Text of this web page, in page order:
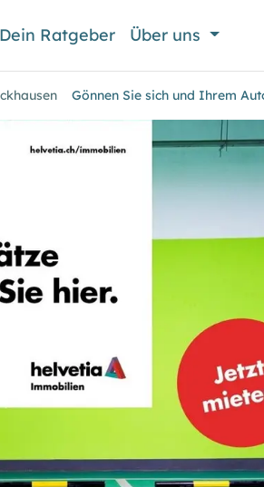
Dein Ratgeber Über uns
Gönnen Sie sich und Ihrem
Bild für "Gönnen Sie sich und